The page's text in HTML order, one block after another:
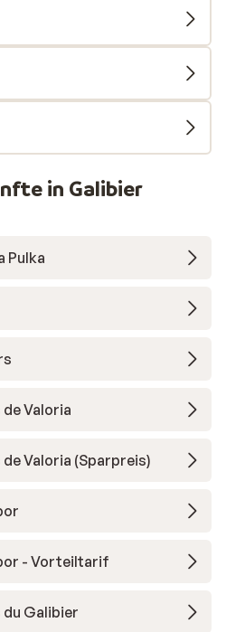
in Galibier
Pulka
Valoria
Valoria (Sparpreis)
- Vorteiltarif
du Galibier